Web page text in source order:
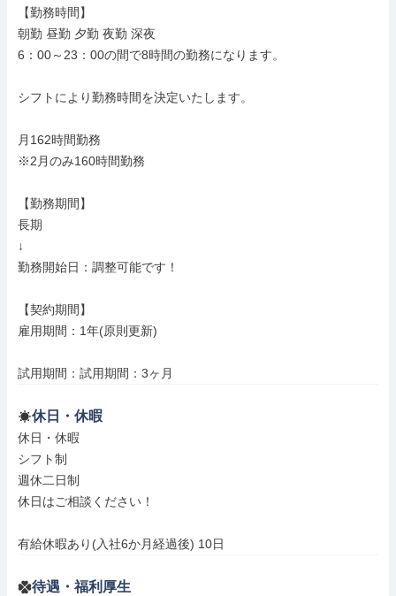
【勤務時間】
朝勤 昼勤 夕勤 夜勤 深夜
6：00～23：00の間で8時間の勤務になります。
シフトにより勤務時間を決定いたします。
月162時間勤務
※2月のみ160時間勤務
【勤務期間】
長期
↓
勤務開始日：調整可能です！
【契約期間】
雇用期間：1年(原則更新)
試用期間：試用期間：3ヶ月
休日・休暇
休日・休暇
シフト制
週休二日制
休日はご相談ください！
有給休暇あり(入社6か月経過後) 10日
待遇・福利厚生